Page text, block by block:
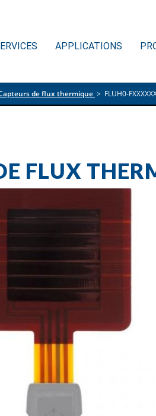
APPLICATIONS
de flux thermique > FLUH0-
FLUX